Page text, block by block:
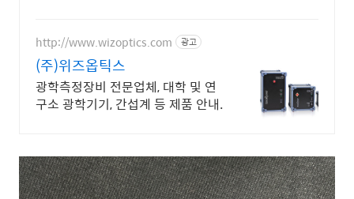
http://www.wizoptics.com 광고
(주)위즈옵틱스
광학측정장비 전문업체, 대학 및 연
구소 광학기기, 간섭계 등 제품 안내.